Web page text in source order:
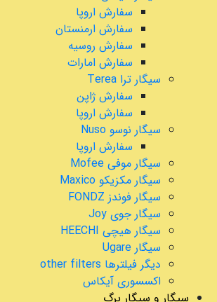
سفارش اروپا
سفارش ارمنستان
سفارش روسیه
سفارش امارات
سیگار ترا Terea
سفارش ژاپن
سفارش اروپا
سیگار نوسو Nuso
سفارش اروپا
سیگار موفی Mofee
سیگار مکزیکو Maxico
سیگار فوندز FONDZ
سیگار جوی Joy
سیگار هیچی HEECHI
سیگار Ugare
دیگر فیلترها other filters
اکسسوری آیکاس
سیگار و سیگار برگ